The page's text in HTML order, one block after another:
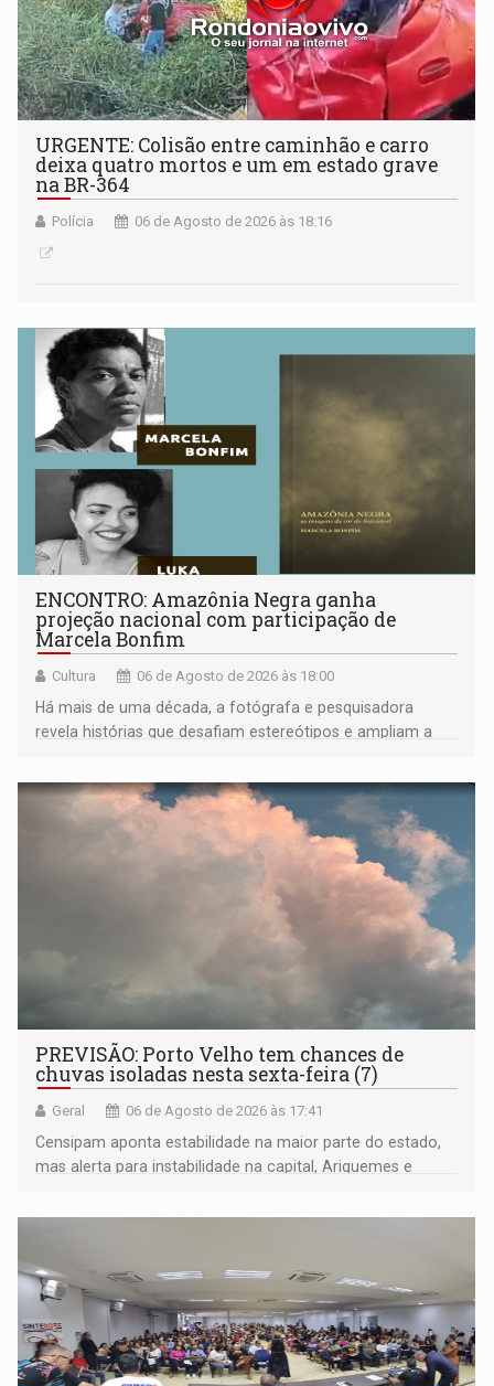
URGENTE: Colisão entre caminhão e carro
deixa quatro mortos e um em estado grave
na BR-364
Polícia 06 de Agosto de 2026 às 18:16
ENCONTRO: Amazônia Negra ganha
projeção nacional com participação de
Marcela Bonfim
Cultura 06 de Agosto de 2026 às 18:00
Há mais de uma década, a fotógrafa e pesquisadora
revela histórias que desafiam estereótipos e ampliam a
negras
PREVISÃO: Porto Velho tem chances de
chuvas isoladas nesta sexta-feira (7)
Geral 06 de Agosto de 2026 às 17:41
Censipam aponta estabilidade na maior parte do estado,
mas alerta para instabilidade na capital, Ariquemes e